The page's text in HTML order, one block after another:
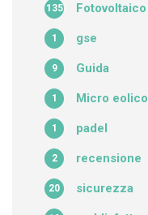
Fotovoltaico
135
gse
1
Guida
9
Micro eolico
1
padel
1
recensione
2
sicurezza
20